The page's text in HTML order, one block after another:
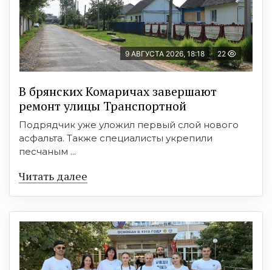
9 АВГУСТА 2026, 18:18 22
В брянских Комаричах завершают
ремонт улицы Транспортной
Подрядчик уже уложил первый слой нового
асфальта. Также специалисты укрепили
песчаным ...
Читать далее